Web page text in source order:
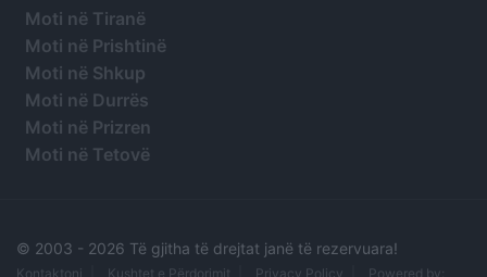
Moti në Tiranë
Moti në Prishtinë
Moti në Shkup
Moti në Durrës
Moti në Prizren
Moti në Tetovë
© 2003 - 2026 Të gjitha të drejtat janë të rezervuara!
Kontaktoni Kushtet e Përdorimit Privacy Policy Powered by: